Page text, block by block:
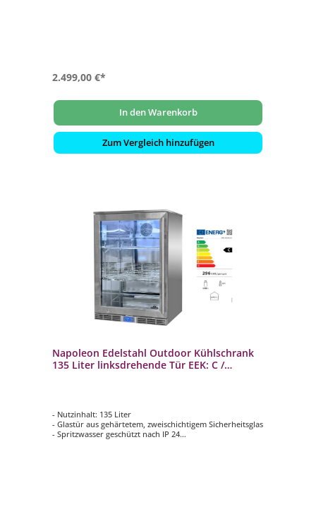
2.499,00 €*
In den Warenkorb
Zum Vergleich hinzufügen
Napoleon Edelstahl Outdoor Kühlschrank
135 Liter linksdrehende Tür EEK: C /
- Nutzinhalt: 135 Liter
- Glastür aus gehärtetem, zweischichtigem Sicherheitsglas
- Spritzwasser geschützt nach IP 24